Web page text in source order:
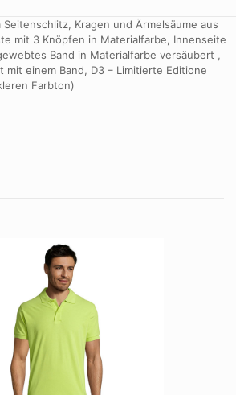
Kragen und Ärmelsäume aus
mit 3 Knöpfen in Materialfarbe, Innenseite
Band in Materialfarbe versäubert ,
mit einem Band, D3 – Limitierte Editione
Farbton)